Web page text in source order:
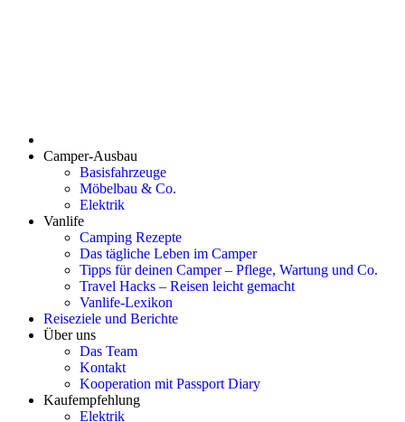
Camper-Ausbau
Basisfahrzeuge
Möbelbau & Co.
Elektrik
Vanlife
Camping Rezepte
Das tägliche Leben im Camper
Tipps für deinen Camper – Pflege, Wartung und Co.
Travel Hacks – Reisen leicht gemacht
Vanlife-Lexikon
Reiseziele und Berichte
Über uns
Das Team
Kontakt
Kooperation mit Passport Diary
Kaufempfehlung
Elektrik